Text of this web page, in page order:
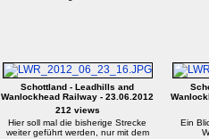
Schottland - Leadhills and
Wanlockhead Railway - 23.06.2012
212 views
Hier soll mal die bisherige Strecke
weiter geführt werden, nur mit dem
Ein